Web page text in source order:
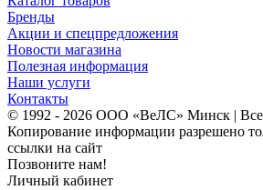
Бренды
Акции и спецпредложения
Новости магазина
Полезная информация
Наши услуги
Контакты
© 1992 - 2026 ООО «ВеЛС» Минск |
Копирование информации разрешено
ссылки на сайт
Позвоните нам!
Личный кабинет